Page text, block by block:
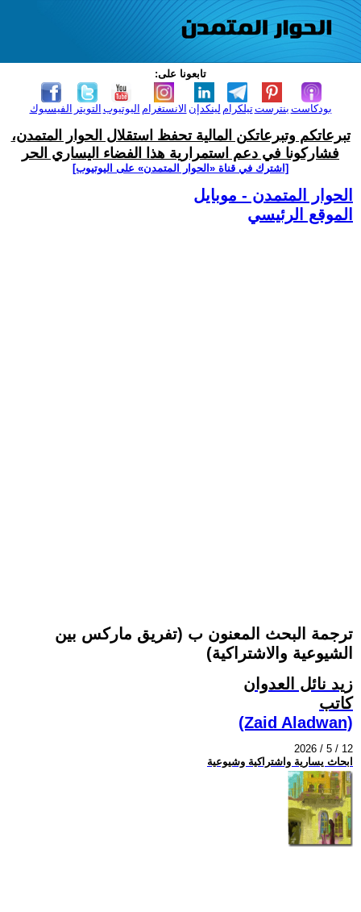
تابعونا على:
الفيسبوك التويتر اليوتيوب الانستغرام لينكدإن تيلكرامبنترست بودكاست
تبرعاتكم وتبرعاتكن المالية تحفظ استقلال الحوار المتمدن،
فشاركونا في دعم استمرارية هذا الفضاء اليساري الحر
[اشترك في قناة ‫«الحوار المتمدن» على اليوتيوب]
الحوار المتمدن - موبايل
الموقع الرئيسي
ترجمة البحث المعنون ب (تفريق ماركس بين
الشيوعية والاشتراكية)
زيد نائل العدوان
كاتب
(Zaid Aladwan)
2026 / 5 / 12
ابحاث يسارية واشتراكية وشيوعية